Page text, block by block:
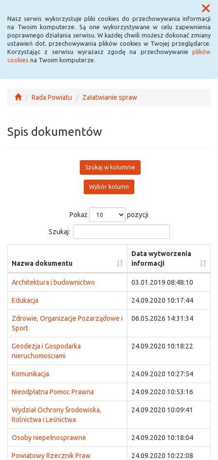
Nasz serwis wykorzystuje pliki cookies do przechowywania informacji
na Twoim komputerze. Są one wykorzystywane w celu zapewnienia
poprawnego działania serwisu. W każdej chwili możesz dokonać zmiany
ustawień dot. przechowywania plików cookies w Twojej przeglądarce.
Korzystając z serwisu wyrażasz zgodę na przechowywanie plików
cookies na Twoim komputerze.
Menu
Rada Powiatu Załatwianie spraw
Spis dokumentów
Szukaj w kolumnie
Wybór kolumn
Pokaż pozycji
Szukaj:
Nazwa dokumentu
Data wytworzenia
informacji
Architektura i budownictwo 03.01.2019 08:48:10
Edukacja 24.09.2020 10:17:44
Zdrowie, Organizacje Pozarządowe i
Sport
06.05.2026 14:31:34
Geodezja i Gospodarka
nieruchomościami
24.09.2020 10:18:22
Komunikacja 24.09.2020 10:27:54
Nieodpłatna Pomoc Prawna 24.09.2020 10:53:16
Wydział Ochrony Środowiska,
Rolnictwa i Leśnictwa
24.09.2020 10:09:41
Osoby niepełnosprawne 24.09.2020 10:18:04
Powiatowy Rzecznik Praw
24.09.2020 10:22:08